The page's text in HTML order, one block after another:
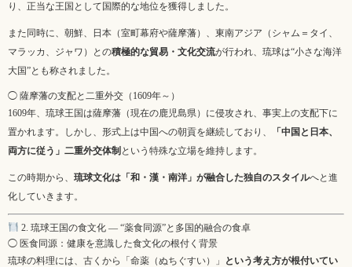
り、正当な王国として国際的な地位を獲得しました。
また同時に、朝鮮、日本（室町幕府や薩摩藩）、東南アジア（シャム＝タイ、
マラッカ、ジャワ）との積極的な貿易・文化交流が行われ、琉球は“小さな海洋
大国”とも称されました。
◯ 薩摩藩の支配と二重外交（1609年～）
1609年、琉球王国は薩摩藩（現在の鹿児島県）に侵攻され、事実上の支配下に
置かれます。しかし、形式上は中国への朝貢を継続しており、
「中国と日本、
両方に従う」二重外交体制 という特殊な立場を維持します。
この時期から、 琉球文化は「和・漢・南洋」が融合した独自のスタイルへと進
化していきます。
2. 琉球王国の食文化 ― “薬食同源”と多国的融合の食卓
◯ 医食同源：健康を意識した食文化の根付く背景
琉球の料理には、古くから「命薬（ぬちぐすい）」
という考え方が根付いてい